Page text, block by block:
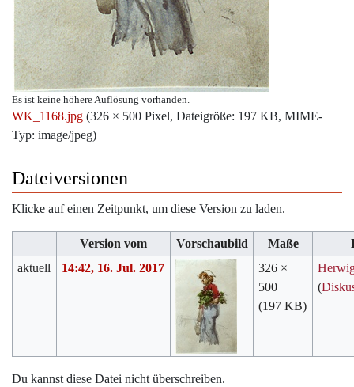
Es ist keine höhere Auflösung vorhanden.
WK_1168.jpg (326 × 500 Pixel, Dateigröße: 197 KB, MIME-
Typ: image/jpeg)
Dateiversionen
Klicke auf einen Zeitpunkt, um diese Version zu laden.
Version vom Vorschaubild Maße
aktuell
14:42, 16. Jul. 2017
326 ×
500
(197 KB)
(
Du kannst diese Datei nicht überschreiben.